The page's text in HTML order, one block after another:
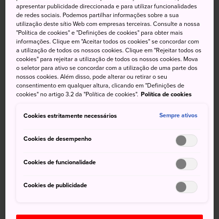
No entanto, é possível aproveitar a vida noturna do Japão
sem consumir bebida alcoólica. Por exemplo, é possível se
divertir em um karaokê ou jogar boliche até tarde da noite.
Além disso, há cafés de mangá e locais para jogos de
fliperama que são também ótimas alternativas aos bares.
Os izakaya são bares japoneses que servem refeições e
bebidas
Tudo sobre os izakaya
apresentar publicidade direccionada e para utilizar funcionalidades
de redes sociais. Podemos partilhar informações sobre a sua
utilização deste sítio Web com empresas terceiras. Consulte a nossa
"Política de cookies" e "Definições de cookies" para obter mais
informações. Clique em "Aceitar todos os cookies" se concordar com
a utilização de todos os nossos cookies. Clique em "Rejeitar todos os
cookies" para rejeitar a utilização de todos os nossos cookies. Mova
o seletor para ativo se concordar com a utilização de uma parte dos
nossos cookies. Além disso, pode alterar ou retirar o seu
consentimento em qualquer altura, clicando em "Definições de
cookies" no artigo 3.2 da "Política de cookies". Política de cookies
Cookies estritamente necessários Sempre ativos
Cookies de desempenho
Cookies de funcionalidade
Cookies de publicidade